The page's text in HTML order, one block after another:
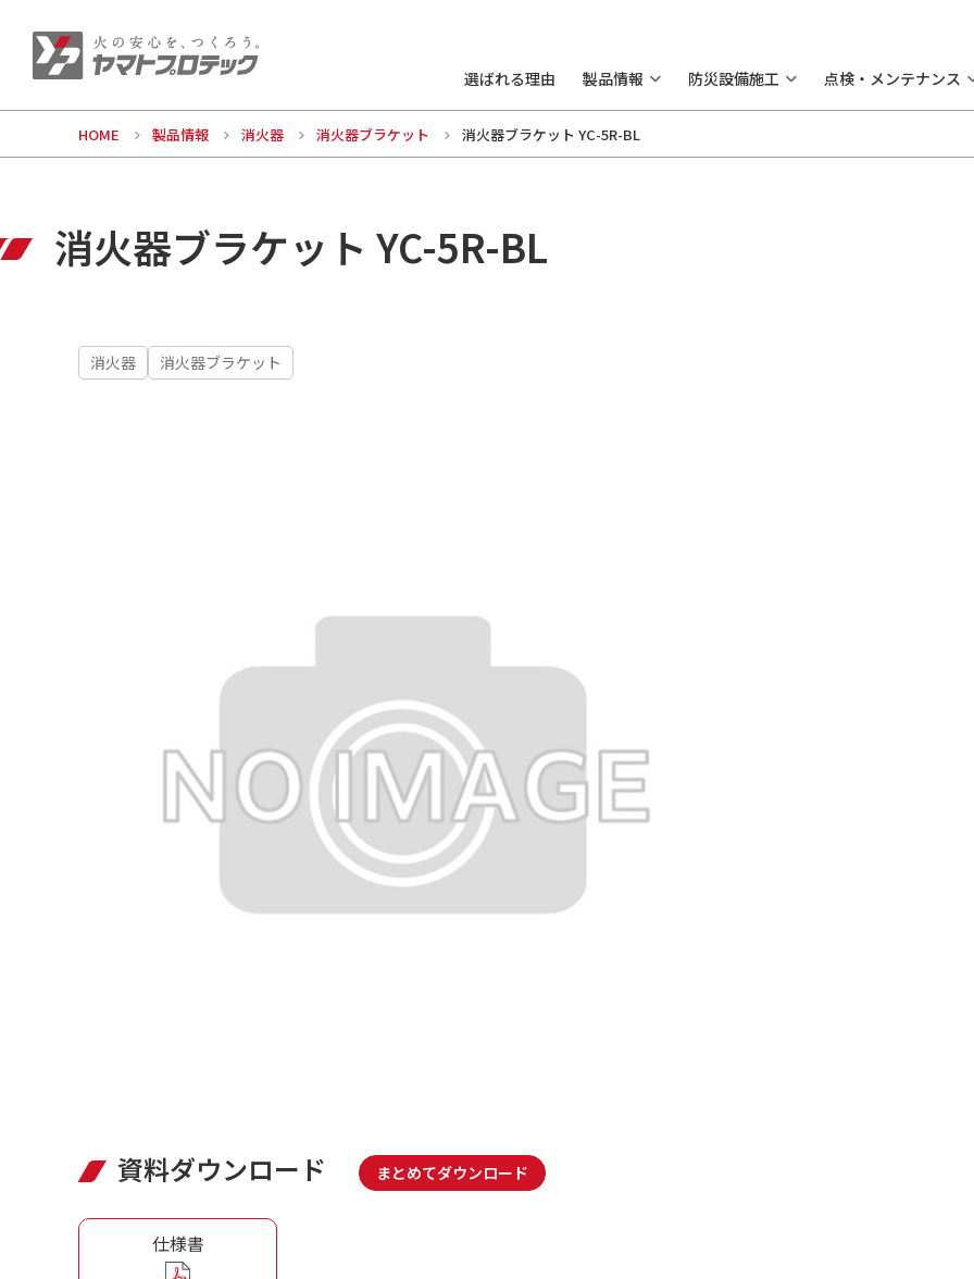
選ばれる理由 製品情報 防災設備施工 点検・メンテナンス
消火器ブラケット YC-5R-BL
HOME 製品情報 消火器 消火器ブラケット 消火器ブラケット YC-5R-BL
消火器 消火器ブラケット
資料ダウンロード まとめてダウンロード
仕様書